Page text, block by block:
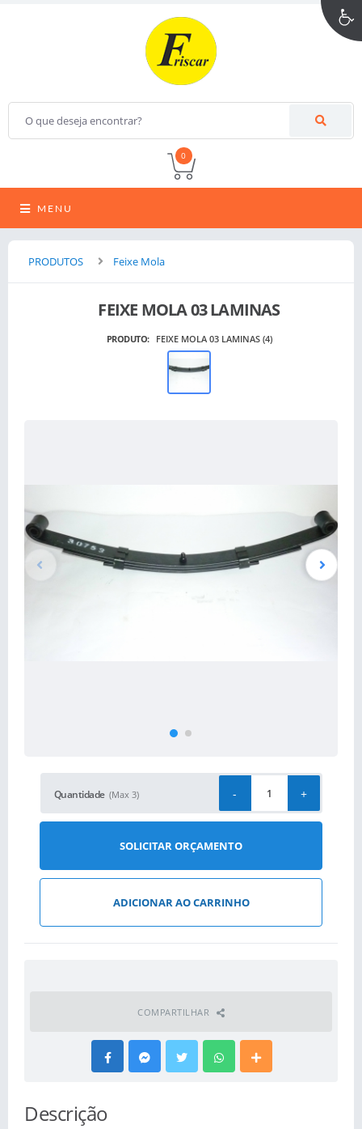
0
MENU
PRODUTOS Feixe Mola
FEIXE MOLA 03 LAMINAS
PRODUTO: FEIXE MOLA 03 LAMINAS (4)
Quantidade (Max 3) - +
SOLICITAR ORÇAMENTO
ADICIONAR AO CARRINHO
COMPARTILHAR
Descrição